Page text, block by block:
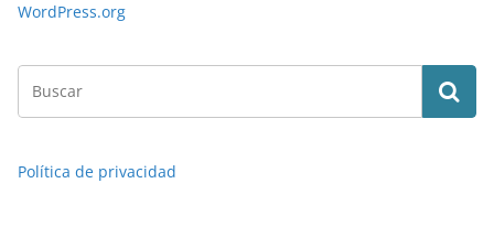
WordPress.org
Política de privacidad